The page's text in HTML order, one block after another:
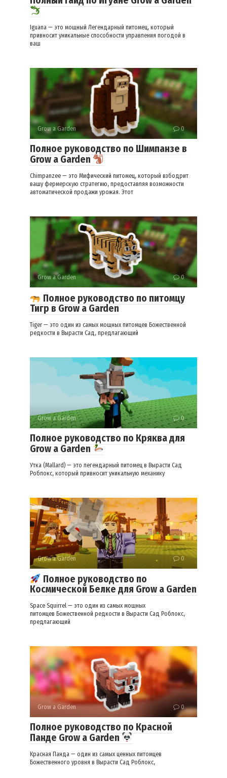
Iguana — это мощный Легендарный питомец, который
привносит уникальные способности управления погодой в
ваш
Grow a Garden 0
Полное руководство по Шимпанзе в
Grow a Garden
Chimpanzee — это Мифический питомец, который взбодрит
вашу фермерскую стратегию, предоставляя возможности
автоматической продажи урожая. Этот
Grow a Garden 0
Полное руководство по питомцу
Тигр в Grow a Garden
Tiger — это один из самых мощных питомцев Божественной
редкости в Вырасти Сад, предлагающий
Grow a Garden 0
Полное руководство по Кряква для
Grow a Garden
Утка (Mallard) — это легендарный питомец в Вырасти Сад
Роблокс, который привносит уникальную механику
Grow a Garden 0
Полное руководство по
Космической Белке для Grow a Garden
Space Squirrel — это один из самых мощных
питомцев Божественной редкости в Вырасти Сад Роблокс,
предлагающий
Grow a Garden 0
Полное руководство по Красной
Панде Grow a Garden
Красная Панда — один из самых ценных питомцев
Божественного уровня в Вырасти Сад Роблокс,